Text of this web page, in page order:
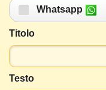
Whatsapp
Titolo
Testo